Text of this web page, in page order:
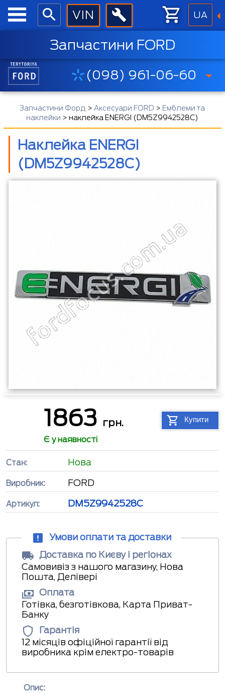
UA
Запчастини FORD
(098) 961-06-60
Запчастини Форд > Аксесуари FORD > Емблеми та
наклейки >наклейка ENERGI (DM5Z9942528C)
Наклейка ENERGI
(DM5Z9942528C)
1863 грн. Купити
Є у наявності
Стан: Нова
Виробник: FORD
Артикул: DM5Z9942528C
Умови оплати та доставки
Доставка по Києву і регіонах
Самовивіз з нашого магазину, Нова
Пошта, Делівері
Оплата
Готівка, безготівкова, Карта Приват-
Банку
Гарантія
12 місяців офіційної гарантії від
виробника крім електро-товарів
Опис: